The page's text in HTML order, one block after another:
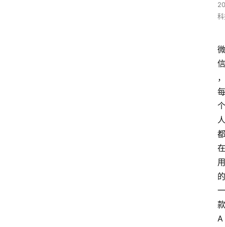
微
信
，
每
个
人
都
在
用
的
一
款
A